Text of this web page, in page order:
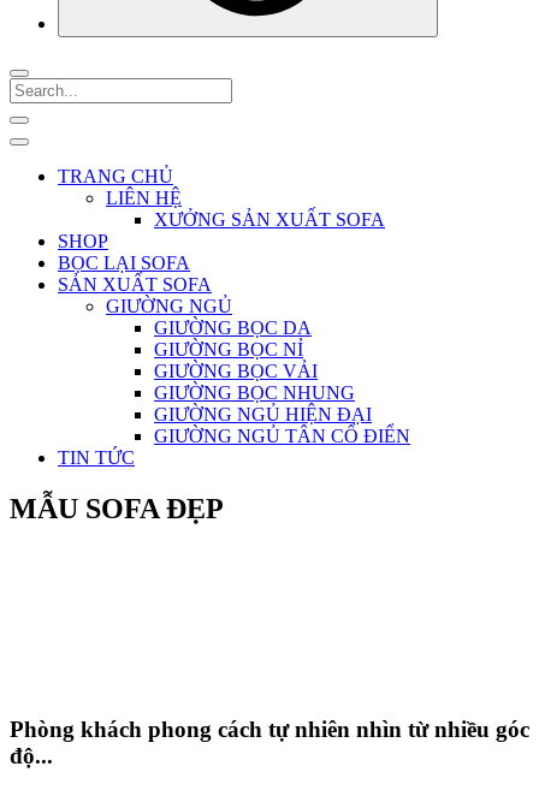
TRANG CHỦ
LIÊN HỆ
XƯỞNG SẢN XUẤT SOFA
SHOP
BỌC LẠI SOFA
SẢN XUẤT SOFA
GIƯỜNG NGỦ
GIƯỜNG BỌC DA
GIƯỜNG BỌC NỈ
GIƯỜNG BỌC VẢI
GIƯỜNG BỌC NHUNG
GIƯỜNG NGỦ HIỆN ĐẠI
GIƯỜNG NGỦ TÂN CỔ ĐIỂN
TIN TỨC
MẪU SOFA ĐẸP
Phòng khách phong cách tự nhiên nhìn từ nhiều góc
độ...